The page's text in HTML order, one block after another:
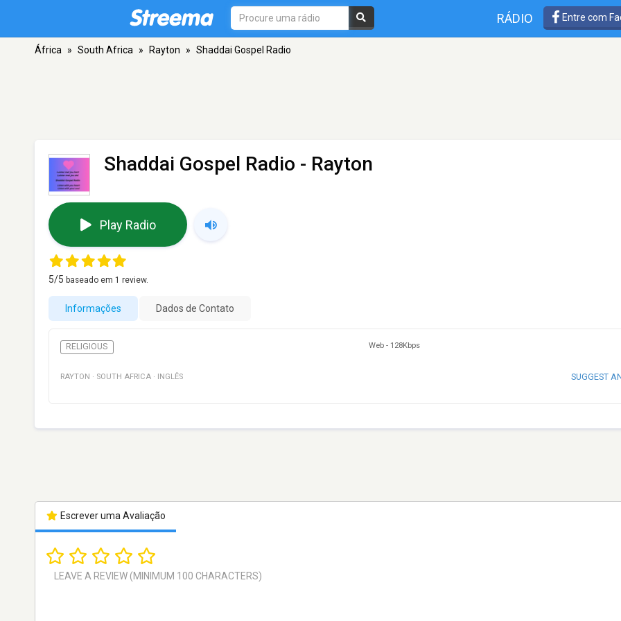
RÁDIO Entre com
África » South Africa » Rayton » Shaddai Gospel Radio
Shaddai Gospel Radio - Rayton
Play Radio
5/5 baseado em 1 review.
Informações Dados de Contato
RELIGIOUS Web - 128Kbps
RAYTON · SOUTH AFRICA · INGLÊS SUGGEST
Escrever uma Avaliação